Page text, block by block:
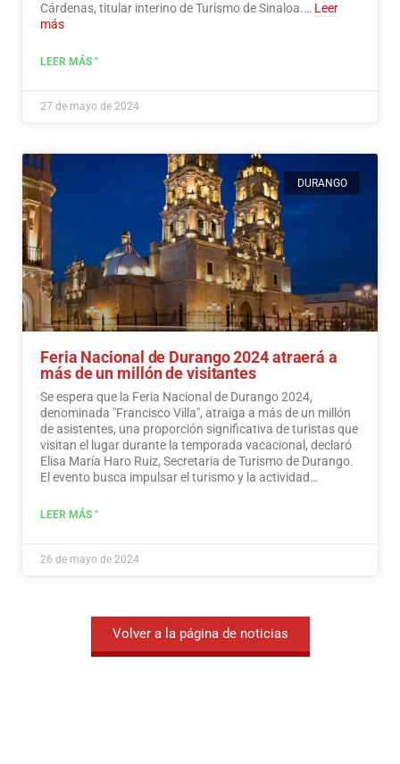
Cárdenas, titular interino de Turismo de Sinaloa.… Leer
más
LEER MÁS "
27 de mayo de 2024
DURANGO
Feria Nacional de Durango 2024 atraerá a
más de un millón de visitantes
Se espera que la Feria Nacional de Durango 2024,
denominada "Francisco Villa", atraiga a más de un millón
de asistentes, una proporción significativa de turistas que
visitan el lugar durante la temporada vacacional, declaró
Elisa María Haro Ruiz, Secretaria de Turismo de Durango.
El evento busca impulsar el turismo y la actividad
LEER MÁS "
26 de mayo de 2024
Volver a la página de noticias